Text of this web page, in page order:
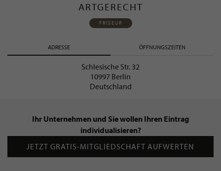
ARTGERECHT
FRISEUR
ADRESSE ÖFFNUNGSZEITEN
Schlesische Str. 32
10997 Berlin
Deutschland
Ihr Unternehmen und Sie wollen Ihren Eintrag
individualisieren?
JETZT GRATIS-MITGLIEDSCHAFT AUFWERTEN